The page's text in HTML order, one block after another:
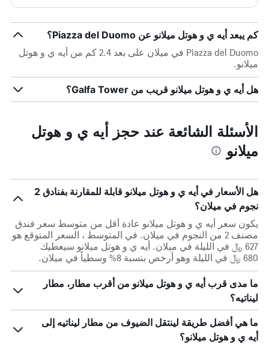
كم يبعد أيه ي و هوتل ميلانو عن Piazza del Duomo؟
Piazza del Duomo في ميلان على بعد 2.4 كم من أيه ي و هوتل
ميلانو.
هل أيه ي و هوتل ميلانو قريب من Galfa Tower؟
الأسئلة الشائعة عند حجز أيه ي و هوتل
ميلانو
هل الأسعار في أيه ي و هوتل ميلانو قابلة للمقارنة بفنادق 2
نجوم في ميلان؟
يكون سعر أيه ي و هوتل ميلانو عادة أقل من متوسط ​​سعر فندق
مصنف 2 من النجوم في ميلان. في المتوسط ، السعر المتوقع هو
627 ﷼ في الليلة في ميلان. أيه ي و هوتل ميلانو سيعطيك
680 ﷼ في الليلة وهو أرخص بنسبة 8% وسطياً في ميلان.
ما مدى قرب أيه ي و هوتل ميلانو من أقرب مطار، مطار
ليناتيه؟
ما هي أفضل طريقة لينتقل الضيوف من مطار ليناتيه إلى
أيه ي و هوتل ميلانو؟